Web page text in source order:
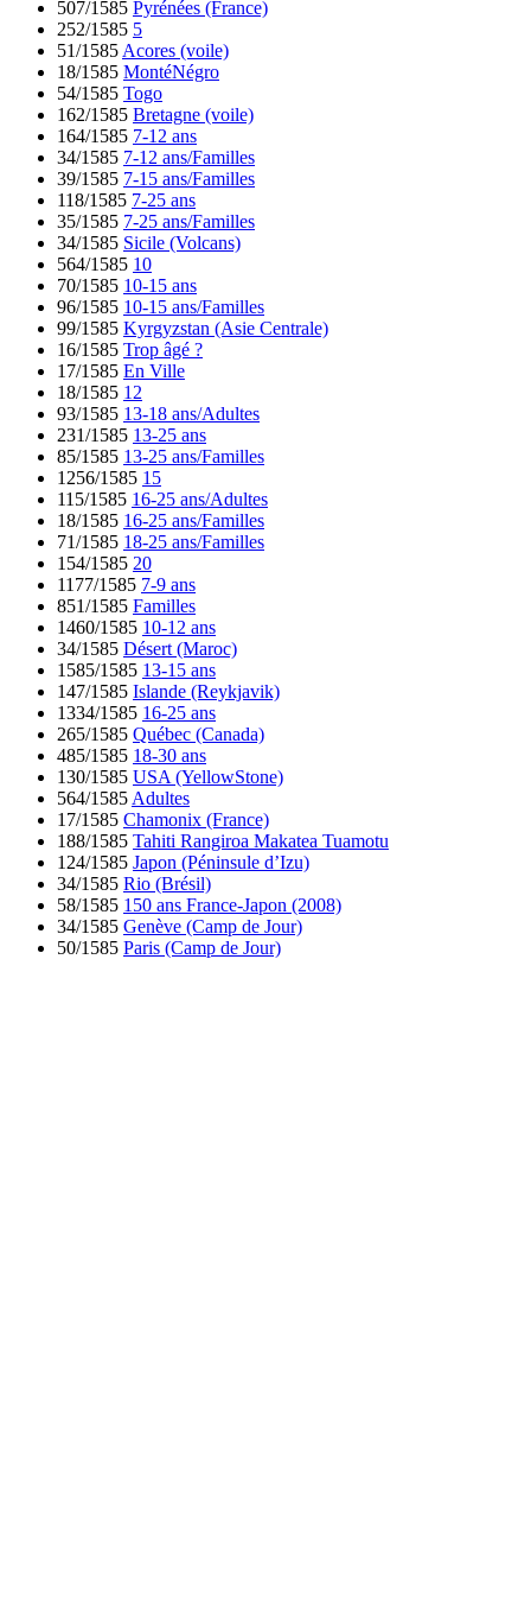
507/1585 Pyrénées (France)
252/1585 5
51/1585 Acores (voile)
18/1585 MontéNégro
54/1585 Togo
162/1585 Bretagne (voile)
164/1585 7-12 ans
34/1585 7-12 ans/Familles
39/1585 7-15 ans/Familles
118/1585 7-25 ans
35/1585 7-25 ans/Familles
34/1585 Sicile (Volcans)
564/1585 10
70/1585 10-15 ans
96/1585 10-15 ans/Familles
99/1585 Kyrgyzstan (Asie Centrale)
16/1585 Trop âgé ?
17/1585 En Ville
18/1585 12
93/1585 13-18 ans/Adultes
231/1585 13-25 ans
85/1585 13-25 ans/Familles
1256/1585 15
115/1585 16-25 ans/Adultes
18/1585 16-25 ans/Familles
71/1585 18-25 ans/Familles
154/1585 20
1177/1585 7-9 ans
851/1585 Familles
1460/1585 10-12 ans
34/1585 Désert (Maroc)
1585/1585 13-15 ans
147/1585 Islande (Reykjavik)
1334/1585 16-25 ans
265/1585 Québec (Canada)
485/1585 18-30 ans
130/1585 USA (YellowStone)
564/1585 Adultes
17/1585 Chamonix (France)
188/1585 Tahiti Rangiroa Makatea Tuamotu
124/1585 Japon (Péninsule d’Izu)
34/1585 Rio (Brésil)
58/1585 150 ans France-Japon (2008)
34/1585 Genève (Camp de Jour)
50/1585 Paris (Camp de Jour)